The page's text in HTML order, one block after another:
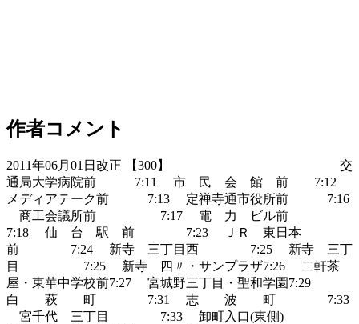
作者コメント
2011年06月01日改正 【300】 交
通局大学病院前 7:11 市 民 会 館 前 7:12
メディアテーク前 7:13 定禅寺通市役所前 7:16
商工会議所前 7:17 電 力 ビル前
7:18 仙 台 駅 前 7:23 ＪＲ 東日本
前 7:24 新寺 三丁目西 7:25 新寺 三丁
目 7:25 新寺 四〃・サンプラザ7:26 二軒茶
屋・東華中学校前7:27 宮城野三丁目・聖和学園7:29
白 萩 町 7:31 志 波 町 7:33
宮千代 三丁目 7:33 卸町入口(東側)